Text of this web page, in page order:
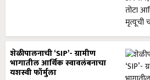
शेळीपालनाची ‘SIP’- ग्रामीण
भागातील आर्थिक स्वावलंबनाचा
यशस्वी फॉर्मुला